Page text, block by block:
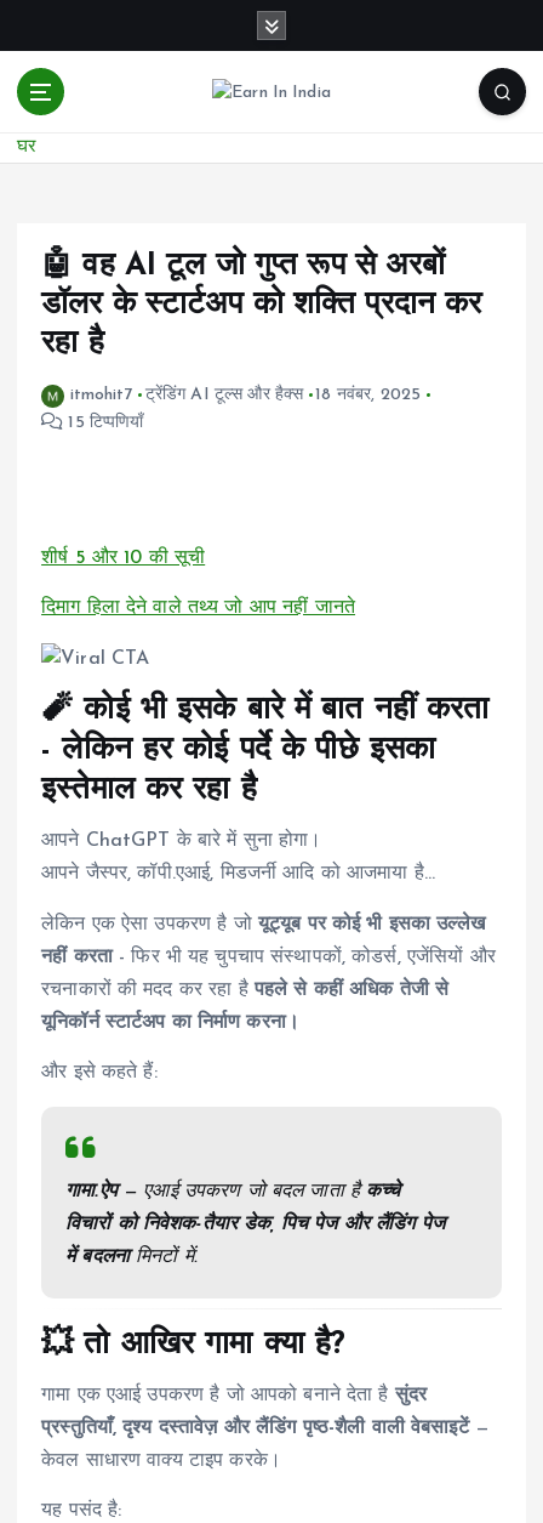
घर
🤖 वह AI टूल जो गुप्त रूप से अरबों
डॉलर के स्टार्टअप को शक्ति प्रदान कर
रहा है
itmohit7 ट्रेंडिंग AI टूल्स और हैक्स
18 नवंबर, 2025
15 टिप्पणियाँ
शीर्ष 5 और 10 की सूची
दिमाग हिला देने वाले तथ्य जो आप नहीं जानते
🧨 कोई भी इसके बारे में बात नहीं करता
- लेकिन हर कोई पर्दे के पीछे इसका
इस्तेमाल कर रहा है
आपने ChatGPT के बारे में सुना होगा।
आपने जैस्पर, कॉपी.एआई, मिडजर्नी आदि को आजमाया है...
लेकिन एक ऐसा उपकरण है जोयूट्यूब पर कोई भी इसका उल्लेख
नहीं करता- फिर भी यह चुपचाप संस्थापकों, कोडर्स, एजेंसियों और
रचनाकारों की मदद कर रहा हैपहले से कहीं अधिक तेजी से
यूनिकॉर्न स्टार्टअप का निर्माण करना।
और इसे कहते हैं:
गामा.ऐप— एआई उपकरण जो बदल जाता हैकच्चे
विचारों को निवेशक-तैयार डेक, पिच पेज और लैंडिंग पेज
में बदलनामिनटों में.
💥 तो आखिर गामा क्या है?
गामा एक एआई उपकरण है जो आपको बनाने देता हैसुंदर
प्रस्तुतियाँ, दृश्य दस्तावेज़ और लैंडिंग पृष्ठ-शैली वाली वेबसाइटें—
केवल साधारण वाक्य टाइप करके।
यह पसंद है: